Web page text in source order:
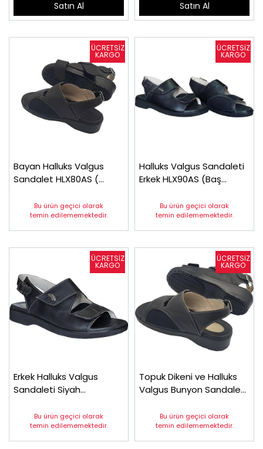
Satın Al Satın Al
Bayan Halluks Valgus
Sandalet HLX80AS (
Bu ürün geçici olarak
temin edilememektedir.
Halluks Valgus Sandaleti
Erkek HLX90AS (Baş
Bu ürün geçici olarak
temin edilememektedir.
Erkek Halluks Valgus
Sandaleti Siyah
Dikeni Silikon Topukluk)
Bu ürün geçici olarak
temin edilememektedir.
Topuk Dikeni ve Halluks
Valgus Bunyon Sandaleti
Bu ürün geçici olarak
temin edilememektedir.